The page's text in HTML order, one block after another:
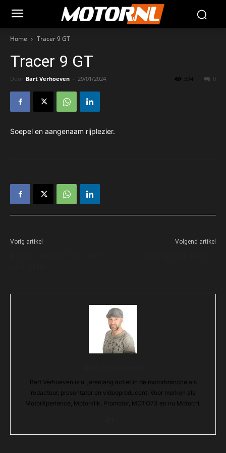
Home Tracer 9 GT
Tracer 9 GT
Door Bart Verhoeven - 29/01/2024 0
594
Soepel en aangenaam rijplezier.
Vorig artikel Volgend artikel
Bart Verhoeven is al jarenlang actief in de motorbranche als
redacteur, presentator en videoproducent. Voor merken als
MotorXperience, Motorklik, Promotor, MOTO73 en nu Motor.nl.